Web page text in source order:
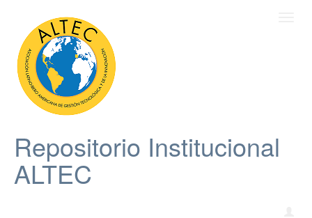
Repositorio Institucional
ALTEC